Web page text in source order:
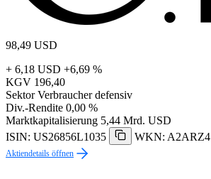
98,49 USD
+ 6,18 USD +6,69 %
KGV 196,40
Sektor Verbraucher defensiv
Div.-Rendite 0,00 %
Marktkapitalisierung 5,44 Mrd. USD
ISIN: US26856L1035
WKN: A2ARZ4
Aktiendetails öffnen